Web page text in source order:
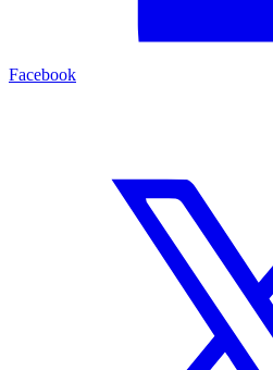
Facebook